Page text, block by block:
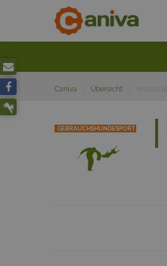
Caniva Übersicht
GEBRAUCHSHUNDESPORT